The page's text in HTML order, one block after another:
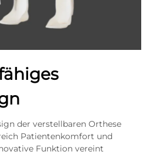
der verstellbaren Orthese
Patientenkomfort und
Funktion vereint